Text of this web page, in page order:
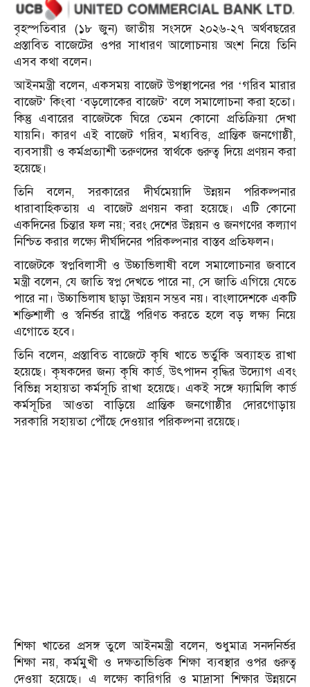
বৃহস্পতিবার (১৮ জুন) জাতীয় সংসদে ২০২৬-২৭ অর্থবছরের
প্রস্তাবিত বাজেটের ওপর সাধারণ আলোচনায় অংশ নিয়ে তিনি
এসব কথা বলেন।
আইনমন্ত্রী বলেন, একসময় বাজেট উপস্থাপনের পর ‘গরিব মারার
বাজেট’ কিংবা ‘বড়লোকের বাজেট’ বলে সমালোচনা করা হতো।
কিন্তু এবারের বাজেটকে ঘিরে তেমন কোনো প্রতিক্রিয়া দেখা
যায়নি। কারণ এই বাজেট গরিব, মধ্যবিত্ত, প্রান্তিক জনগোষ্ঠী,
ব্যবসায়ী ও কর্মপ্রত্যাশী তরুণদের স্বার্থকে গুরুত্ব দিয়ে প্রণয়ন করা
হয়েছে।
তিনি বলেন, সরকারের দীর্ঘমেয়াদি উন্নয়ন পরিকল্পনার
ধারাবাহিকতায় এ বাজেট প্রণয়ন করা হয়েছে। এটি কোনো
একদিনের চিন্তার ফল নয়; বরং দেশের উন্নয়ন ও জনগণের কল্যাণ
নিশ্চিত করার লক্ষ্যে দীর্ঘদিনের পরিকল্পনার বাস্তব প্রতিফলন।
বাজেটকে স্বপ্নবিলাসী ও উচ্চাভিলাষী বলে সমালোচনার জবাবে
মন্ত্রী বলেন, যে জাতি স্বপ্ন দেখতে পারে না, সে জাতি এগিয়ে যেতে
পারে না। উচ্চাভিলাষ ছাড়া উন্নয়ন সম্ভব নয়। বাংলাদেশকে একটি
শক্তিশালী ও স্বনির্ভর রাষ্ট্রে পরিণত করতে হলে বড় লক্ষ্য নিয়ে
এগোতে হবে।
তিনি বলেন, প্রস্তাবিত বাজেটে কৃষি খাতে ভর্তুকি অব্যাহত রাখা
হয়েছে। কৃষকদের জন্য কৃষি কার্ড, উৎপাদন বৃদ্ধির উদ্যোগ এবং
বিভিন্ন সহায়তা কর্মসূচি রাখা হয়েছে। একই সঙ্গে ফ্যামিলি কার্ড
কর্মসূচির আওতা বাড়িয়ে প্রান্তিক জনগোষ্ঠীর দোরগোড়ায়
সরকারি সহায়তা পৌঁছে দেওয়ার পরিকল্পনা রয়েছে।
শিক্ষা খাতের প্রসঙ্গ তুলে আইনমন্ত্রী বলেন, শুধুমাত্র সনদনির্ভর
শিক্ষা নয়, কর্মমুখী ও দক্ষতাভিত্তিক শিক্ষা ব্যবস্থার ওপর গুরুত্ব
দেওয়া হয়েছে। এ লক্ষ্যে কারিগরি ও মাদ্রাসা শিক্ষার উন্নয়নে